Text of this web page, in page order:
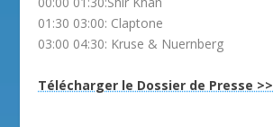
01:30 03:00: Claptone
03:00 04:30: Kruse & Nuernberg
Télécharger le Dossier de Presse >>